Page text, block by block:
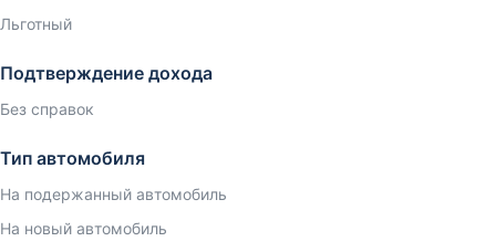
Льготный
Подтверждение дохода
Без справок
Тип автомобиля
На подержанный автомобиль
На новый автомобиль